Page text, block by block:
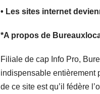
• Les sites internet
*A propos de
Filiale de cap Info Pro,
indispensable entièrement
de ce site est qu’il fédère